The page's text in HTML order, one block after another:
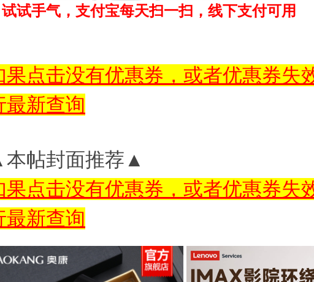
试试手气，支付宝每天扫一扫，线下支付可用
果点击没有优惠券，或者优惠券失
最新查询
帖封面推荐▲
果点击没有优惠券，或者优惠券失
最新查询